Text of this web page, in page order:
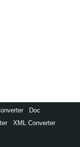
Doc
XML Converter